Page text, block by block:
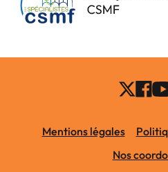
Mentions légales
Nos